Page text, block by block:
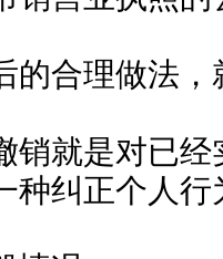
的合理做法
销就是对已
种纠正个人